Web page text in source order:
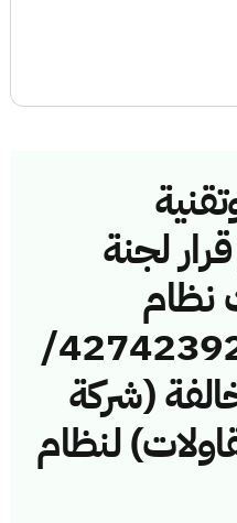
لجنة
نظام
الاتصالات رقم (42742392/
لمخالفة (شركة
لنظام